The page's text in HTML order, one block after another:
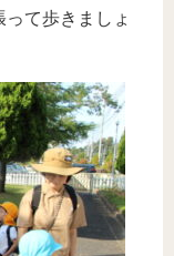
て歩きましょ